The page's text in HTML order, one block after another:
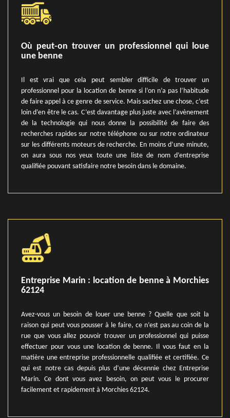
Où peut-on trouver un professionnel qui loue
une benne
Il est vrai que cela peut sembler difficile de trouver un
professionnel pour la location de benne si l’on n’a pas l’habitude
de faire appel à ce genre de service. Mais sachez une chose, c’est
loin d’en être le cas. C’est davantage plus juste avec l’avènement
de la technologie qui nous donne la possibilité de faire des
recherches rapides sur notre téléphone ou sur notre ordinateur
sur les différents moteurs de recherche. En moins d’une minute,
on aura sous nos yeux toute une liste de nom d’entreprise
qualifiée pouvant satisfaire notre besoin dans le domaine.
Entreprise Marin : location de benne à Morchies
62124
Avez-vous un besoin de louer une benne ? Quelle que soit la
raison qui peut vous pousser à le faire, ce n’est pas au coin de la
rue que vous allez pouvoir trouver un professionnel qui puisse
effectuer pour vous une location de benne. Il vous faut en la
matière une entreprise professionnelle qualifiée et certifiée. Ce
qui est notre cas depuis plus d’une décennie chez Entreprise
Marin. Ce dont vous avez besoin, on peut vous le procurer
facilement et rapidement à Morchies 62124.